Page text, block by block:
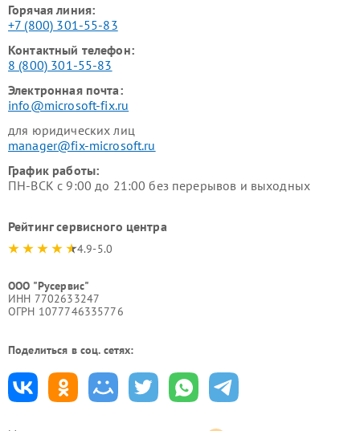
Горячая линия:
+7 (800) 301-55-83
Контактный телефон:
8 (800) 301-55-83
Электронная почта:
info@microsoft-fix.ru
для юридических лиц
manager@fix-microsoft.ru
График работы:
ПН-ВСК с 9:00 до 21:00 без перерывов и выходных
Рейтинг сервисного центра
4.9-5.0
ООО "Русервис"
ИНН 7702633247
ОГРН 1077746335776
Поделиться в соц. сетях: